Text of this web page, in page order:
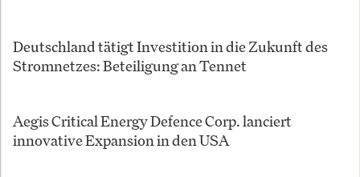
Deutschland tätigt Investition in die Zukunft des
Stromnetzes: Beteiligung an Tennet
Aegis Critical Energy Defence Corp. lanciert
innovative Expansion in den USA